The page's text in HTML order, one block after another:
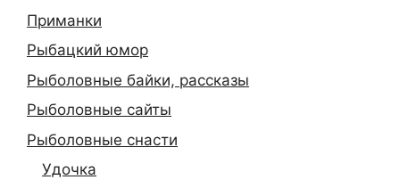
Приманки
Рыбацкий юмор
Рыболовные байки, рассказы
Рыболовные сайты
Рыболовные снасти
Удочка